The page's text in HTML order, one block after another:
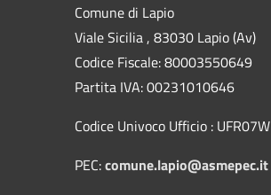
Comune di Lapio
Viale Sicilia , 83030 Lapio (Av)
Codice Fiscale: 80003550649
Partita IVA: 00231010646
Codice Univoco Ufficio : UFR07W
PEC:comune.lapio@asmepec.it